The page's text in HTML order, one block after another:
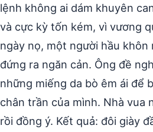
lệnh không ai dám khuyên
và cực kỳ tốn kém, vì vương
ngày nọ, một người hầu khôn
đứng ra ngăn cản. Ông đề
những miếng da bò êm ái để
chân trần của mình. Nhà vua
rồi đồng ý. Kết quả: đôi giày